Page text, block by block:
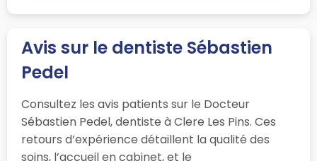
Avis sur le dentiste Sébastien
Pedel
Consultez les avis patients sur le Docteur
Sébastien Pedel, dentiste à Clere Les Pins. Ces
retours d’expérience détaillent la qualité des
soins, l’accueil en cabinet, et le